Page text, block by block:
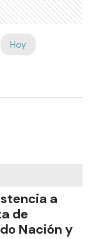
Hoy
a
de
Nación y